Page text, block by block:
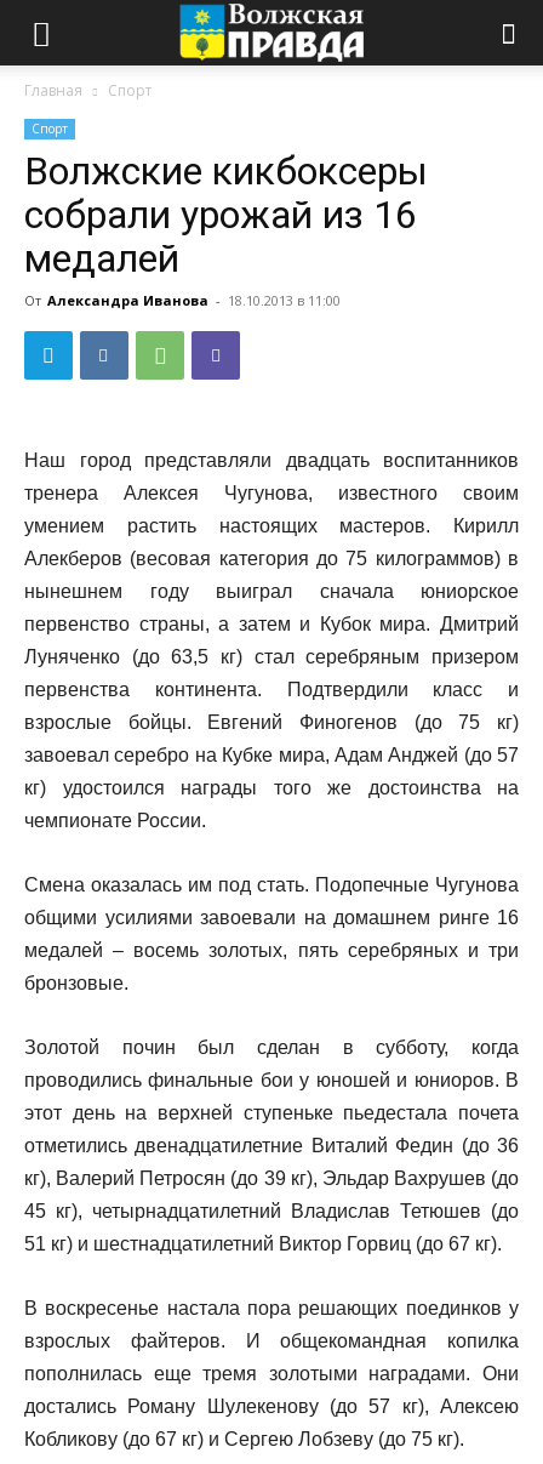
Главная Спорт
Спорт
Волжские кикбоксеры
собрали урожай из 16
медалей
От Александра Иванова - 18.10.2013 в 11:00
Наш город представляли двадцать воспитанников
тренера Алексея Чугунова, известного своим
умением растить настоящих мастеров. Кирилл
Алекберов (весовая категория до 75 килограммов) в
нынешнем году выиграл сначала юниорское
первенство страны, а затем и Кубок мира. Дмитрий
Луняченко (до 63,5 кг) стал серебряным призером
первенства континента. Подтвердили класс и
взрослые бойцы. Евгений Финогенов (до 75 кг)
завоевал серебро на Кубке мира, Адам Анджей (до 57
кг) удостоился награды того же достоинства на
чемпионате России.
Смена оказалась им под стать. Подопечные Чугунова
общими усилиями завоевали на домашнем ринге 16
медалей – восемь золотых, пять серебряных и три
бронзовые.
Золотой почин был сделан в субботу, когда
проводились финальные бои у юношей и юниоров. В
этот день на верхней ступеньке пьедестала почета
отметились двенадцатилетние Виталий Федин (до 36
кг), Валерий Петросян (до 39 кг), Эльдар Вахрушев (до
45 кг), четырнадцатилетний Владислав Тетюшев (до
51 кг) и шестнадцатилетний Виктор Горвиц (до 67 кг).
В воскресенье настала пора решающих поединков у
взрослых файтеров. И общекомандная копилка
пополнилась еще тремя золотыми наградами. Они
достались Роману Шулекенову (до 57 кг), Алексею
Кобликову (до 67 кг) и Сергею Лобзеву (до 75 кг).